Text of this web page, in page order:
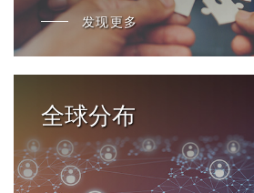
发现更多
全球分布